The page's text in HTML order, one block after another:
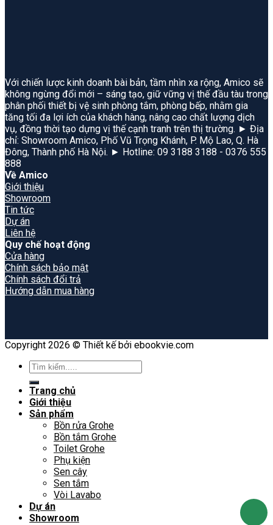
Với chiến lược kinh doanh bài bản, tầm nhìn xa rộng, Amico sẽ
không ngừng đổi mới – sáng tạo, giữ vững vị thế đầu tàu trong
phân phối thiết bị vệ sinh phòng tắm, phòng bếp, nhằm gia
tăng tối đa lợi ích của khách hàng, nâng cao chất lượng dịch
vụ, đồng thời tạo dựng vị thế cạnh tranh trên thị trường. ► Địa
chỉ: Showroom Amico, Phố Vũ Trọng Khánh, P. Mộ Lao, Q. Hà
Đông, Thành phố Hà Nội. ► Hotline: 09 3188 3188 - 0376 555
888
Về Amico
Giới thiệu
Showroom
Tin tức
Dự án
Liên hệ
Quy chế hoạt động
Cửa hàng
Chính sách bảo mật
Chính sách đổi trả
Hướng dẫn mua hàng
Copyright 2026 © Thiết kế bởi ebookvie.com
Search
for:
Trang chủ
Giới thiệu
Sản phẩm
Bồn rửa Grohe
Bồn tắm Grohe
Toilet Grohe
Phụ kiện
Sen cây
Sen tắm
Vòi Lavabo
Dự án
Showroom